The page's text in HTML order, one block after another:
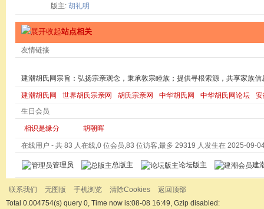
版主: 胡礼明
站点相关
友情链接
建潮胡氏网宗旨：弘扬宗亲观念，秉承敦宗睦族；提供寻根索源，共享家族信
建潮胡氏网 世界胡氏宗亲网 胡氏宗亲网 中华胡氏网 中华胡氏网论坛
生日会员
相识是缘分 胡朝晖
在线用户 - 共 83 人在线,0 位会员,83 位访客,最多 29319 人发生在 2025-09-
管理员 总版主 论坛版主 建
联系我们 无图版 手机浏览 清除Cookies
返回顶部
Total 0.004754(s) query 0, Time now is:08-08 16:49, Gzip disabled: